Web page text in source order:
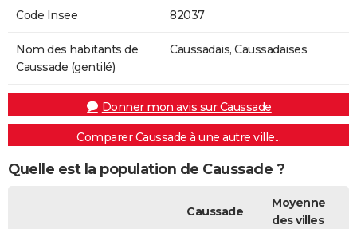
Code Insee 82037
Nom des habitants de
Caussade (gentilé)
Caussadais, Caussadaises
Donner mon avis sur Caussade
Comparer Caussade à une autre ville...
Quelle est la population de Caussade ?
Caussade
Moyenne
des villes